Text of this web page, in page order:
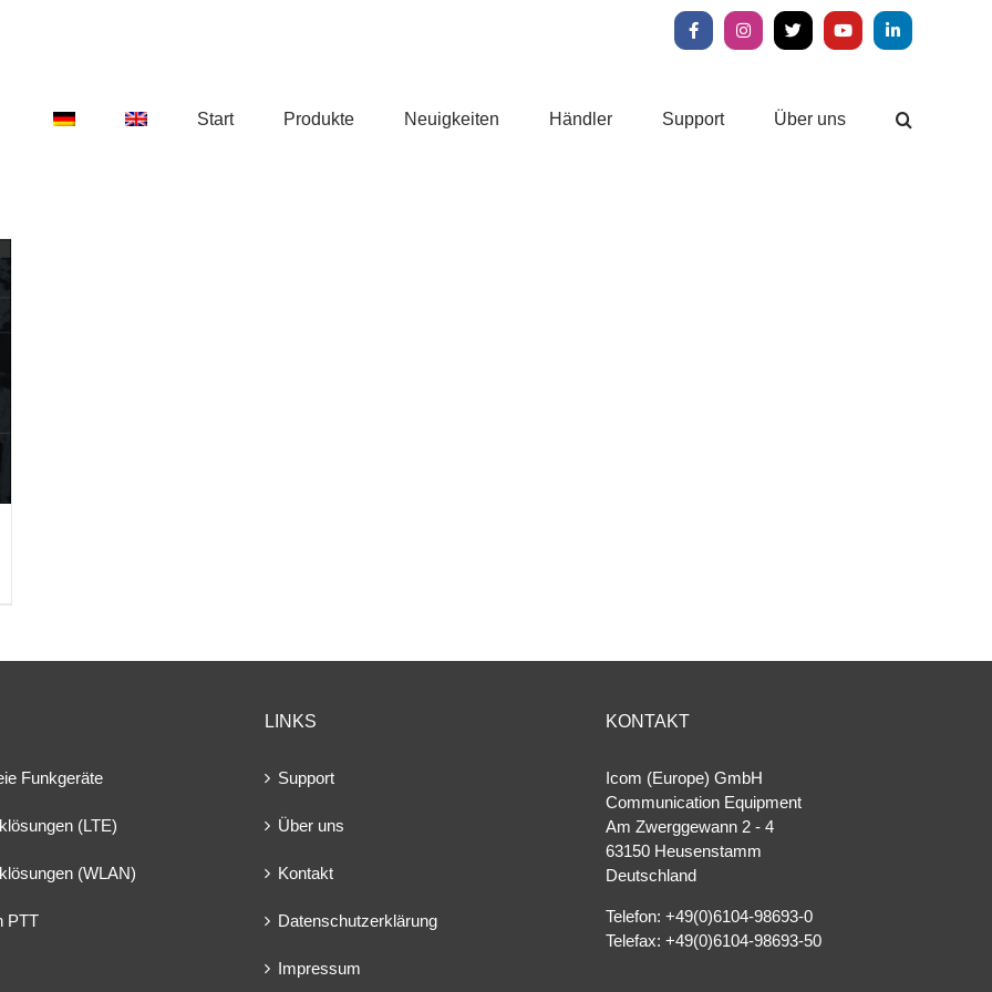
FacebookInstagram
X YouTubeLinkedIn
Start Produkte Neuigkeiten Händler Support Über uns
Funkgeräte
(LTE)
(WLAN)
PTT
LINKS
Support
Über uns
Kontakt
Datenschutzerklärung
Impressum
KONTAKT
Icom (Europe) GmbH
Communication Equipment
Am Zwerggewann 2 ‐ 4
63150 Heusenstamm
Deutschland
Telefon: +49(0)6104-98693-0
Telefax: +49(0)6104-98693-50